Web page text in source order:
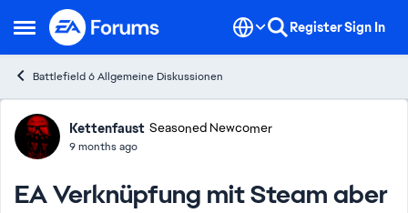
Open Side Menu
Skip to content RegisterSign In
Battlefield 6 Allgemeine Diskussionen
Forum Discussion
Kettenfaust Seasoned Newcomer
9 months ago
EA Verknüpfung mit Steam aber